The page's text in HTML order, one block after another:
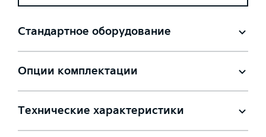
Стандартное оборудование
Опции комплектации
Технические характеристики